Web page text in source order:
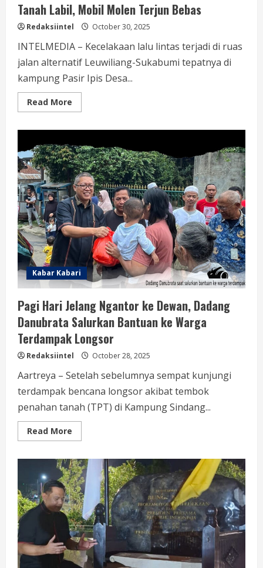
Tanah Labil, Mobil Molen Terjun Bebas
Redaksiintel October 30, 2025
INTELMEDIA – Kecelakaan lalu lintas terjadi di ruas
jalan alternatif Leuwiliang-Sukabumi tepatnya di
kampung Pasir Ipis Desa...
Read More
more
Mobil
Molen
Terjun
Bebas
Kabar Kabari
Pagi Hari Jelang Ngantor ke Dewan, Dadang
Danubrata Salurkan Bantuan ke Warga
Terdampak Longsor
Redaksiintel October 28, 2025
Aartreya – Setelah sebelumnya sempat kunjungi
terdampak bencana longsor akibat tembok
penahan tanah (TPT) di Kampung Sindang...
Read More
more
Hari
Jelang
Ngantor
ke
Dewan,
Dadang
Danubrata
Salurkan
Bantuan
ke
Warga
Terdampak
Longsor